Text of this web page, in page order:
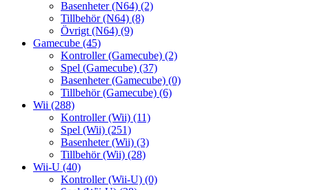
Basenheter (N64) (2)
Tillbehör (N64) (8)
Övrigt (N64) (9)
Gamecube (45)
Kontroller (Gamecube) (2)
Spel (Gamecube) (37)
Basenheter (Gamecube) (0)
Tillbehör (Gamecube) (6)
Wii (288)
Kontroller (Wii) (11)
Spel (Wii) (251)
Basenheter (Wii) (3)
Tillbehör (Wii) (28)
Wii-U (40)
Kontroller (Wii-U) (0)